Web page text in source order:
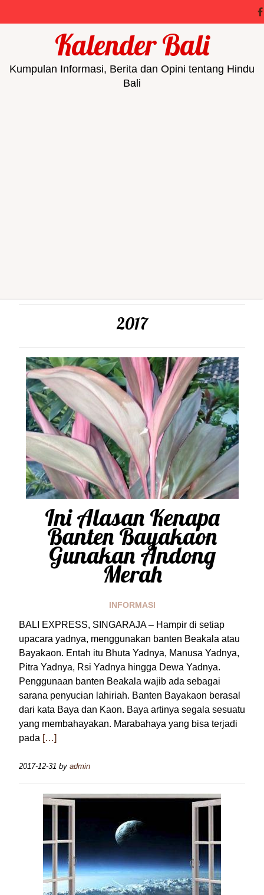
Kalender Bali
Kumpulan Informasi, Berita dan Opini tentang Hindu
Bali
2017
Ini Alasan Kenapa
Banten Bayakaon
Gunakan Andong
Merah
INFORMASI
BALI EXPRESS, SINGARAJA – Hampir di setiap
upacara yadnya, menggunakan banten Beakala atau
Bayakaon. Entah itu Bhuta Yadnya, Manusa Yadnya,
Pitra Yadnya, Rsi Yadnya hingga Dewa Yadnya.
Penggunaan banten Beakala wajib ada sebagai
sarana penyucian lahiriah. Banten Bayakaon berasal
dari kata Baya dan Kaon. Baya artinya segala sesuatu
yang membahayakan. Marabahaya yang bisa terjadi
pada […]
2017-12-31 by admin